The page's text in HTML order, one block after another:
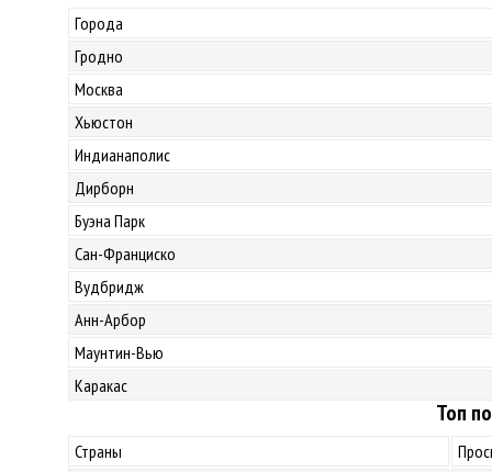
Города
Гродно
Москва
Хьюстон
Индианаполис
Дирборн
Буэна Парк
Сан-Франциско
Вудбридж
Анн-Арбор
Маунтин-Вью
Каракас
Топ
Страны